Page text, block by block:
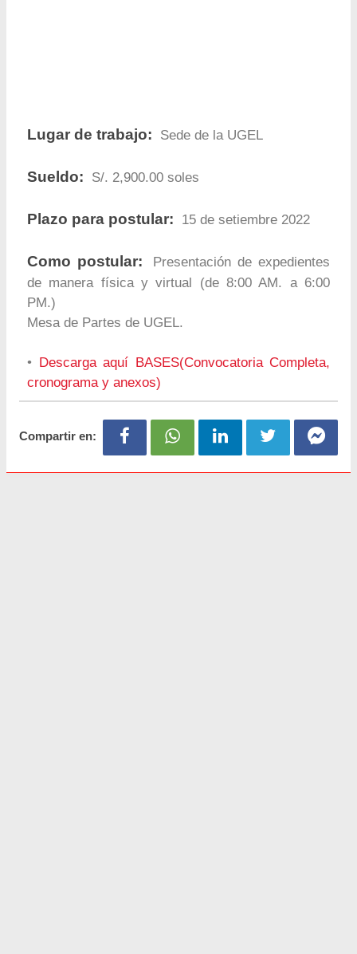
Lugar de trabajo: Sede de la UGEL
Sueldo: S/. 2,900.00 soles
Plazo para postular: 15 de setiembre 2022
Como postular:
Presentación de expedientes
de manera física y virtual (de 8:00 AM. a 6:00
PM.)
Mesa de Partes de UGEL.
•
Descarga aquí BASES(Convocatoria Completa,
cronograma y anexos)
Compartir en: